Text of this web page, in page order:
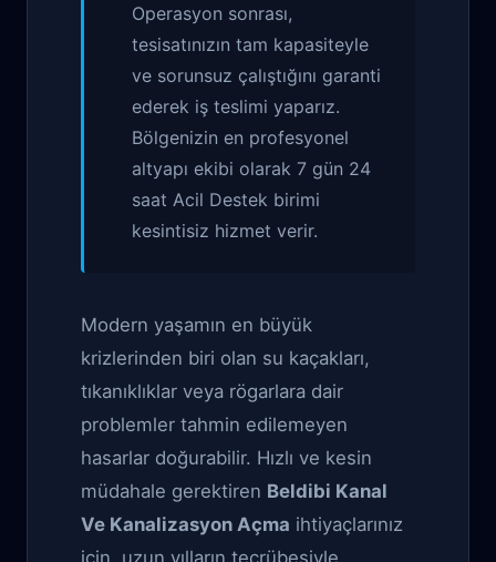
Operasyon sonrası,
tesisatınızın tam kapasiteyle
ve sorunsuz çalıştığını garanti
ederek iş teslimi yaparız.
Bölgenizin en profesyonel
altyapı ekibi olarak 7 gün 24
saat Acil Destek birimi
kesintisiz hizmet verir.
Modern yaşamın en büyük
krizlerinden biri olan su kaçakları,
tıkanıklıklar veya rögarlara dair
problemler tahmin edilemeyen
hasarlar doğurabilir. Hızlı ve kesin
müdahale gerektiren Beldibi Kanal
Ve Kanalizasyon Açma ihtiyaçlarınız
için, uzun yılların tecrübesiyle